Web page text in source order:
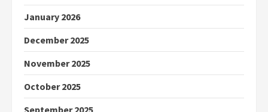
January 2026
December 2025
November 2025
October 2025
September 2025